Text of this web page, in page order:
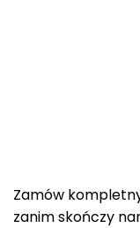
Zamów
zanim skończy